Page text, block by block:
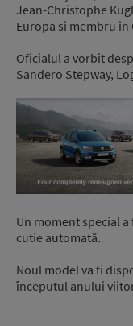
Jean-Christophe
Europa si membru in
Oficialul a vorbit
Sandero Stepway,
Un moment special
cutie automată.
Noul model va fi
începutul anului